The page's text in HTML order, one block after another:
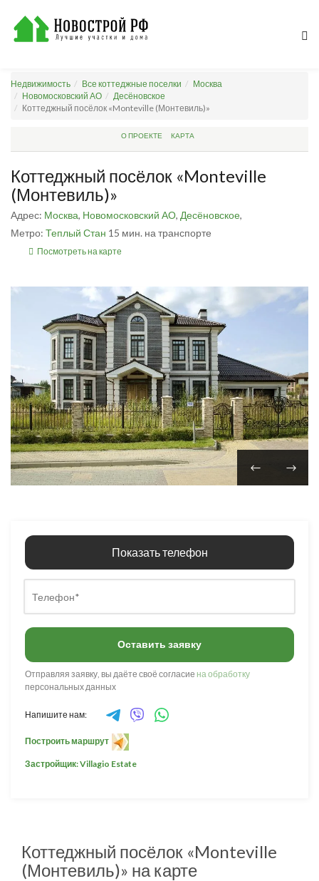
Недвижимость Все коттеджные поселки
Москва
Новомосковский АО
Десёновское
Коттеджный посёлок «Monteville (Монтевиль)»
О ПРОЕКТЕ КАРТА
Коттеджный посёлок «Monteville
(Монтевиль)»
Адрес: Москва, Новомосковский АО, Десёновское,
Метро: Теплый Стан 15 мин. на транспорте
Посмотреть на карте
Показать телефон
Оставить заявку
Отправляя заявку, вы даёте своё согласие на обработку
персональных данных
Напишите нам:
Построить маршрут
Застройщик: Villagio Estate
Коттеджный посёлок «Monteville
(Монтевиль)» на карте